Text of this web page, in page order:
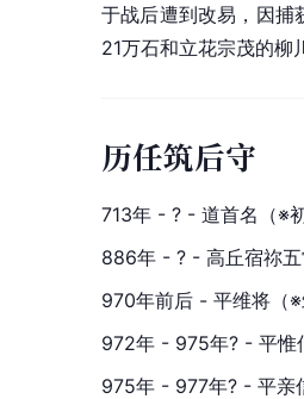
于战后遭到改易，因捕
21万石和立花宗茂的柳
历任筑后守
713年 - ? - 道首名（※
886年 - ? - 高丘宿祢
970年前后 - 平维将（
972年 - 975年? - 平惟
975年 - 977年? - 平亲